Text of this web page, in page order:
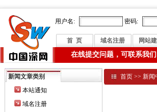
用户名: 密码:
首 页 域名注册 网站
在线提交问题，可联系我
新闻文章类别
本站通知
域名注册
首页 >>新闻